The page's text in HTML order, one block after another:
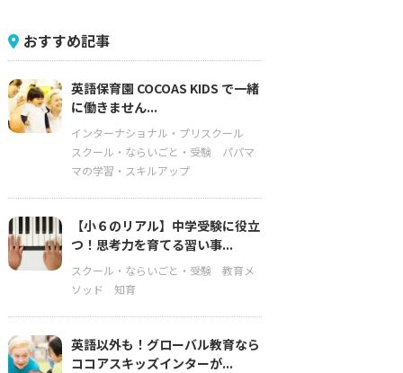
おすすめ記事
英語保育園 COCOAS KIDS で一緒
に働きません...
インターナショナル・プリスクール
スクール・ならいごと・受験
パパマ
マの学習・スキルアップ
【小６のリアル】中学受験に役立
つ！思考力を育てる習い事...
スクール・ならいごと・受験
教育メ
ソッド
知育
英語以外も！グローバル教育なら
ココアスキッズインターが...